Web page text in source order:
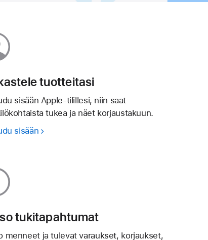
tuotteitasi
sisään Apple-tilillesi, niin saat
tukea ja näet korjaustakuun.
sisään
tukitapahtumat
menneet ja tulevat varaukset, korjaukset,